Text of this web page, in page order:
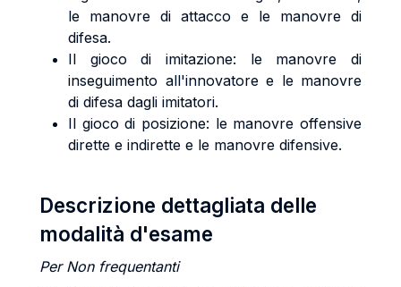
le manovre di attacco e le manovre di
difesa.
Il gioco di imitazione: le manovre di
inseguimento all'innovatore e le manovre
di difesa dagli imitatori.
Il gioco di posizione: le manovre offensive
dirette e indirette e le manovre difensive.
Descrizione dettagliata delle
modalità d'esame
Per Non frequentanti